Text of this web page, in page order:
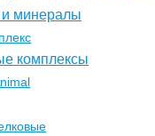
минералы
комплексы